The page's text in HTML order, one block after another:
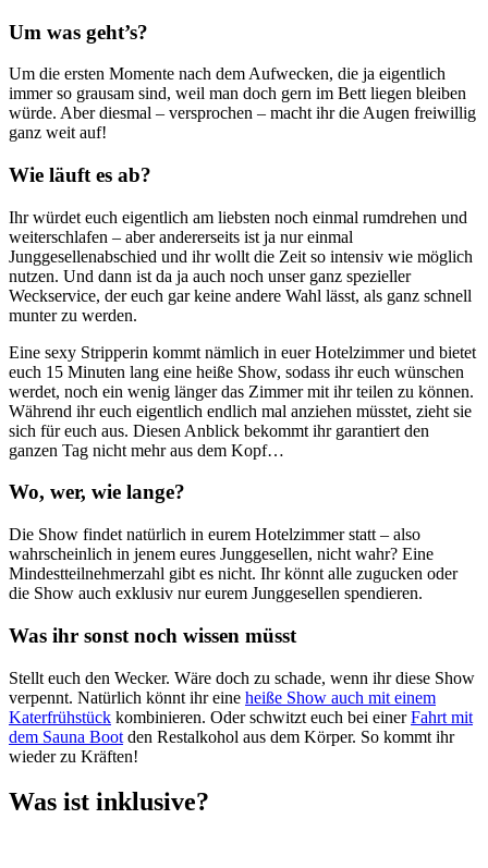
Um was geht’s?
Um die ersten Momente nach dem Aufwecken, die ja eigentlich
immer so grausam sind, weil man doch gern im Bett liegen bleiben
würde. Aber diesmal – versprochen – macht ihr die Augen freiwillig
ganz weit auf!
Wie läuft es ab?
Ihr würdet euch eigentlich am liebsten noch einmal rumdrehen und
weiterschlafen – aber andererseits ist ja nur einmal
Junggesellenabschied und ihr wollt die Zeit so intensiv wie möglich
nutzen. Und dann ist da ja auch noch unser ganz spezieller
Weckservice, der euch gar keine andere Wahl lässt, als ganz schnell
munter zu werden.
Eine sexy Stripperin kommt nämlich in euer Hotelzimmer und bietet
euch 15 Minuten lang eine heiße Show, sodass ihr euch wünschen
werdet, noch ein wenig länger das Zimmer mit ihr teilen zu können.
Während ihr euch eigentlich endlich mal anziehen müsstet, zieht sie
sich für euch aus. Diesen Anblick bekommt ihr garantiert den
ganzen Tag nicht mehr aus dem Kopf…
Wo, wer, wie lange?
Die Show findet natürlich in eurem Hotelzimmer statt – also
wahrscheinlich in jenem eures Junggesellen, nicht wahr? Eine
Mindestteilnehmerzahl gibt es nicht. Ihr könnt alle zugucken oder
die Show auch exklusiv nur eurem Junggesellen spendieren.
Was ihr sonst noch wissen müsst
Stellt euch den Wecker. Wäre doch zu schade, wenn ihr diese Show
verpennt. Natürlich könnt ihr eine heiße Show auch mit einem
Katerfrühstück kombinieren. Oder schwitzt euch bei einerFahrt mit
dem Sauna Boot den Restalkohol aus dem Körper. So kommt ihr
wieder zu Kräften!
Was ist inklusive?